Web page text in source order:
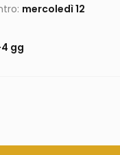
mercoledì 12
gg